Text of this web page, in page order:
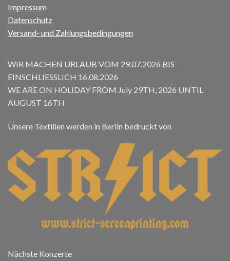
Impressum
Datenschutz
Versand- und Zahlungsbedingungen
WIR MACHEN URLAUB VOM 29.07.2026 BIS
EINSCHLIESSLICH 16.08.2026
WE ARE ON HOLIDAY FROM July 29TH, 2026 UNTIL
AUGUST 16TH
Unsere Textilien werden in Berlin bedruckt von
Nächste Konzerte